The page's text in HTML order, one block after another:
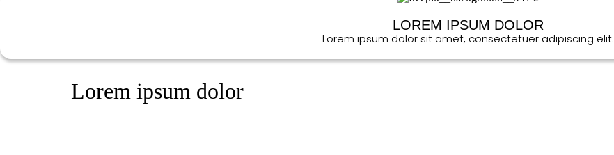
LOREM IPSUM DOLOR
Lorem ipsum dolor sit amet, consectetuer adipiscing elit.
Lorem ipsum dolor